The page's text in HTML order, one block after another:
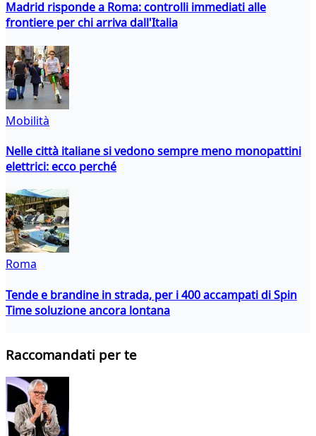
Madrid risponde a Roma: controlli immediati alle
frontiere per chi arriva dall'Italia
Mobilità
Nelle città italiane si vedono sempre meno monopattini
elettrici: ecco perché
Roma
Tende e brandine in strada, per i 400 accampati di Spin
Time soluzione ancora lontana
Raccomandati per te